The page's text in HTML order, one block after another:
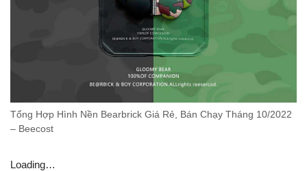
Tổng Hợp Hình Nền Bearbrick Giá Rẻ, Bán Chạy Tháng 10/2022
– Beecost
Loading…